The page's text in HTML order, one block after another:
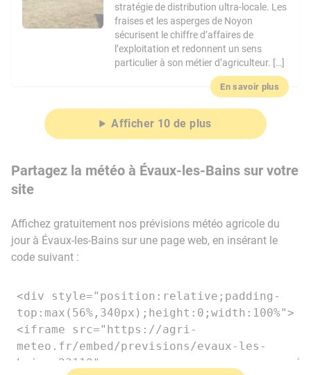
stratégie de distribution ultra-locale. Les
fraises et les asperges de Noyon
sécurisent le chiffre d’affaires de
l’exploitation et redonnent un sens
particulier à son métier d’agriculteur. […]
En savoir plus
Afficher 10 de plus
Partagez la météo à Évaux-les-Bains sur votre
site
Affichez gratuitement nos prévisions météo agricole du
jour à Évaux-les-Bains sur une page web, en insérant le
code suivant :